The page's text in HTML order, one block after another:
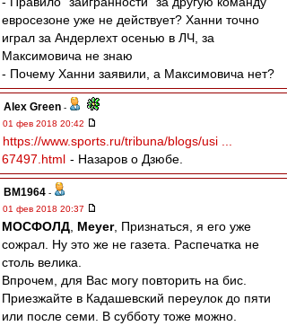
евросезоне уже не действует? Ханни точно
играл за Андерлехт осенью в ЛЧ, за
Максимовича не знаю
- Почему Ханни заявили, а Максимовича нет?
Alex Green -
01 фев 2018 20:42
https://www.sports.ru/tribuna/blogs/usi ...
67497.html - Назаров о Дзюбе.
BM1964 -
01 фев 2018 20:37
МОСФОЛД Meyer, Признаться, я его уже
сожрал. Ну это же не газета. Распечатка не
столь велика.
Впрочем, для Вас могу повторить на бис.
Приезжайте в Кадашевский переулок до пяти
или после семи. В субботу тоже можно.